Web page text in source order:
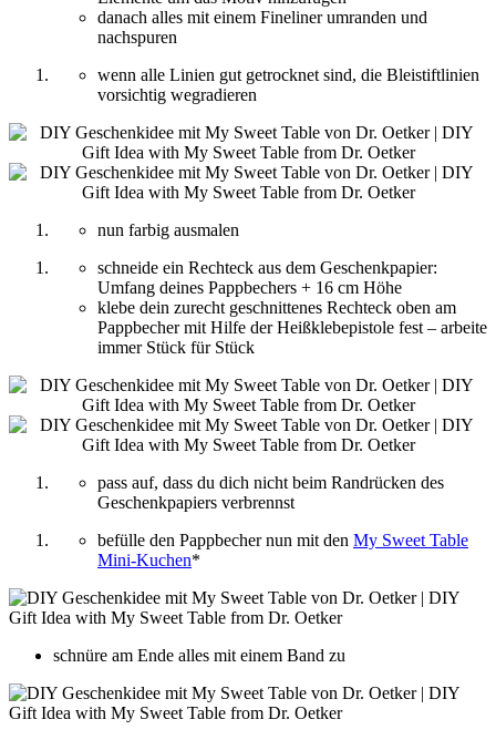
danach alles mit einem Fineliner umranden und
nachspuren
wenn alle Linien gut getrocknet sind, die Bleistiftlinien
vorsichtig wegradieren
nun farbig ausmalen
schneide ein Rechteck aus dem Geschenkpapier:
Umfang deines Pappbechers + 16 cm Höhe
klebe dein zurecht geschnittenes Rechteck oben am
Pappbecher mit Hilfe der Heißklebepistole fest – arbeite
immer Stück für Stück
pass auf, dass du dich nicht beim Randrücken des
Geschenkpapiers verbrennst
befülle den Pappbecher nun mit den My Sweet Table
Mini-Kuchen*
schnüre am Ende alles mit einem Band zu